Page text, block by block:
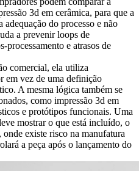
3d em cerâmica, para que a
adequação do processo e não
a prevenir loops de
processamento e atrasos de
comercial, ela utiliza
em vez de uma definição
A mesma lógica também se
como impressão 3d em
e protótipos funcionais. Uma
mostrar o que está incluído, o
existe risco na manufatura
a peça após o lançamento do